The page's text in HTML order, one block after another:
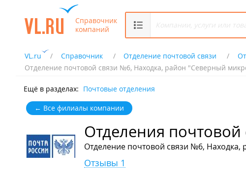
Справочник
компаний
VL.ru Справочник Отделение почтовой связи
Отделение почтовой связи №6, Находка, район "Северный
Ещё в разделах: Почтовые отделения
← Все филиалы компании
Отделения почтовой
Отделение почтовой связи №6,
Отзывы 1